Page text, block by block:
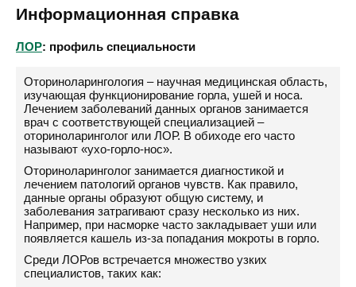
Информационная справка
ЛОР: профиль специальности
Оториноларингология – научная медицинская область,
изучающая функционирование горла, ушей и носа.
Лечением заболеваний данных органов занимается
врач с соответствующей специализацией –
оториноларинголог или ЛОР. В обиходе его часто
называют «ухо-горло-нос».
Оториноларинголог занимается диагностикой и
лечением патологий органов чувств. Как правило,
данные органы образуют общую систему, и
заболевания затрагивают сразу несколько из них.
Например, при насморке часто закладывает уши или
появляется кашель из-за попадания мокроты в горло.
Среди ЛОРов встречается множество узких
специалистов, таких как: